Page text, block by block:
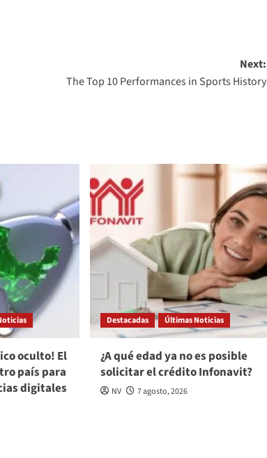
Next:
The Top 10 Performances in Sports History
oculto! El
país para
digitales
Destacadas Últimas Noticias
¿A qué edad ya no es posible
solicitar el crédito Infonavit?
NV 7 agosto, 2026